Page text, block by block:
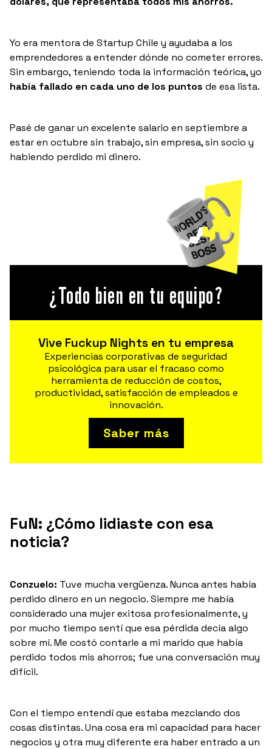
Yo era mentora de Startup Chile y ayudaba a los
emprendedores a entender dónde no cometer errores.
Sin embargo, teniendo toda la información teórica, yo
había fallado en cada uno de los puntos de esa lista.
Pasé de ganar un excelente salario en septiembre a
estar en octubre sin trabajo, sin empresa, sin socio y
habiendo perdido mi dinero.
¿Todo bien en tu equipo?
Vive Fuckup Nights en tu empresa
Experiencias corporativas de seguridad
psicológica para usar el fracaso como
herramienta de reducción de costos,
productividad, satisfacción de empleados e
innovación.
Saber más
FuN: ¿Cómo lidiaste con esa
noticia?
Conzuelo: Tuve mucha vergüenza. Nunca antes había
perdido dinero en un negocio. Siempre me había
considerado una mujer exitosa profesionalmente, y
por mucho tiempo sentí que esa pérdida decía algo
sobre mí. Me costó contarle a mi marido que había
perdido todos mis ahorros; fue una conversación muy
difícil.
Con el tiempo entendí que estaba mezclando dos
cosas distintas. Una cosa era mi capacidad para hacer
negocios y otra muy diferente era haber entrado a un